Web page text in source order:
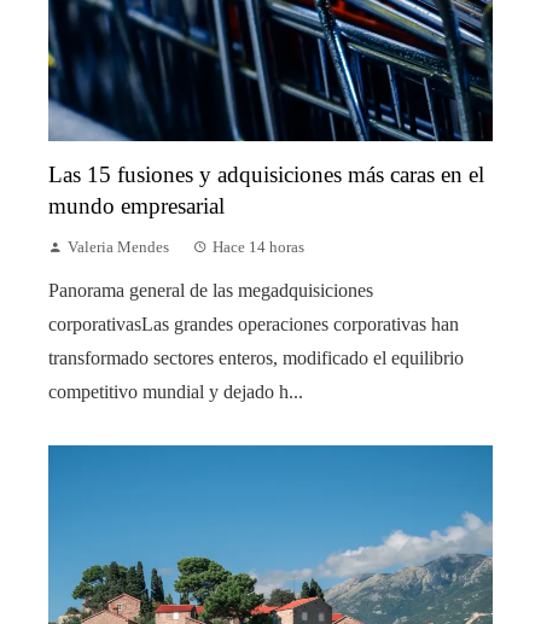
Las 15 fusiones y adquisiciones más caras en el
mundo empresarial
Valeria Mendes Hace 14 horas
Panorama general de las megadquisiciones
corporativasLas grandes operaciones corporativas han
transformado sectores enteros, modificado el equilibrio
competitivo mundial y dejado h...